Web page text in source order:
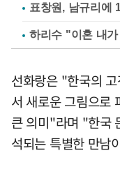
표창원, 남규리에
하리수 "이혼 내
선화랑은 "한국의
서 새로운 그림으로
큰 의미"라며 "한국
석되는 특별한 만남